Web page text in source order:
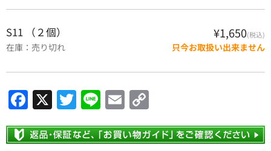
S11 （２個） ¥1,650(税込)
在庫：売り切れ 只今お取扱い出来ません
F
a
c
X T
w
itt
Li
n
e
E
m
ai
o
p